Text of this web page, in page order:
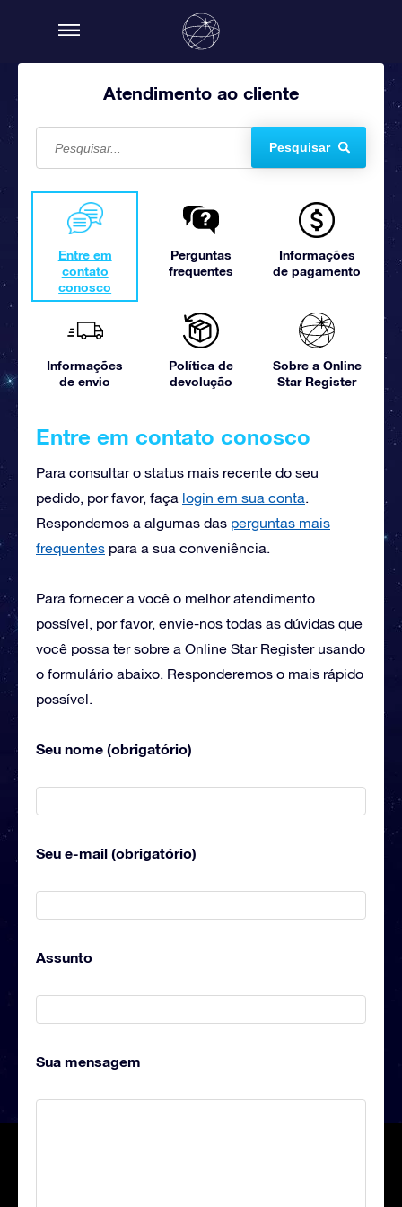
Atendimento ao cliente
Pesquisar
Entre em
contato
conosco
Perguntas
frequentes
Informações
de pagamento
Informações
de envio
Política de
devolução
Sobre a Online
Star Register
Entre em contato conosco
Para consultar o status mais recente do seu
pedido, por favor, faça login em sua conta.
Respondemos a algumas das perguntas mais
frequentes para a sua conveniência.
Para fornecer a você o melhor atendimento
possível, por favor, envie-nos todas as dúvidas que
você possa ter sobre a Online Star Register usando
o formulário abaixo. Responderemos o mais rápido
possível.
Seu nome (obrigatório)
Seu e-mail (obrigatório)
Assunto
Sua mensagem